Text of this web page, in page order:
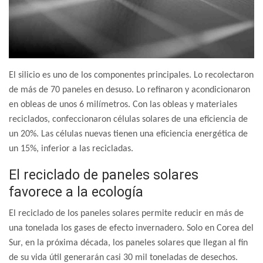
El silicio es uno de los componentes principales. Lo recolectaron
de más de 70 paneles en desuso. Lo refinaron y acondicionaron
en obleas de unos 6 milímetros. Con las obleas y materiales
reciclados, confeccionaron células solares de una eficiencia de
un 20%. Las células nuevas tienen una eficiencia energética de
un 15%, inferior a las recicladas.
El reciclado de paneles solares
favorece a la ecología
El reciclado de los paneles solares permite reducir en más de
una tonelada los gases de efecto invernadero. Solo en Corea del
Sur, en la próxima década, los paneles solares que llegan al fin
de su vida útil generarán casi 30 mil toneladas de desechos.